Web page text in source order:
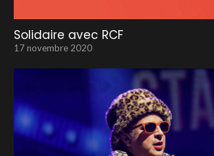
Solidaire avec RCF
17 novembre 2020